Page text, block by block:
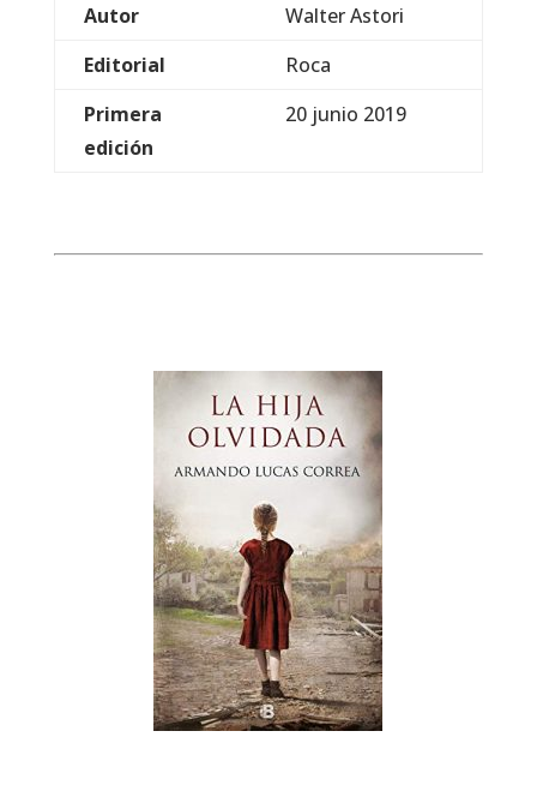
Autor
Walter Astori
Editorial
Roca
Primera
edición
20 junio 2019